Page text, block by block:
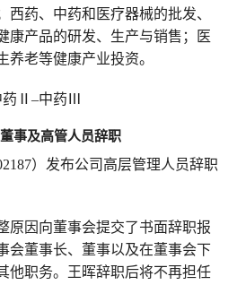
西药、中药和医疗器械的批发、
康产品的研发、生产与销售；医
养老等健康产业投资。
药Ⅱ–中药Ⅲ
事及高管人员辞职
）发布公司高层管理人员辞职
原因向董事会提交了书面辞职报
会董事长、董事以及在董事会下
他职务。王晖辞职后将不再担任